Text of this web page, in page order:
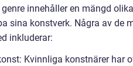
innehåller en mängd
sina konstverk. Några av de
inkluderar:
Kvinnliga konstnärer